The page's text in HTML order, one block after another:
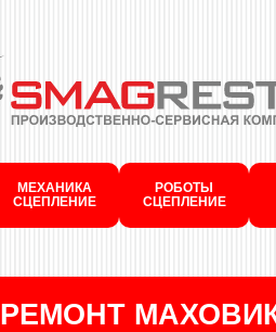
МЕХАНИКА
СЦЕПЛЕНИЕ
РОБОТЫ
СЦЕПЛЕНИЕ
РЕМОНТ